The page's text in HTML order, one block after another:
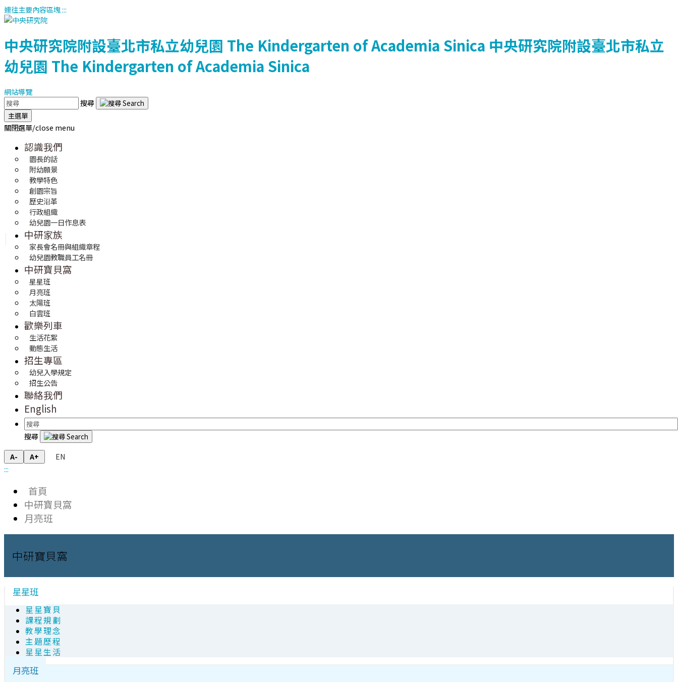
連往主要內容區塊:::
中央研究院附設臺北市私立幼兒園 The Kindergarten of Academia Sinica 中央研究院附設臺北市私立
幼兒園 The Kindergarten of Academia Sinica
網站導覽
搜尋
主選單
關閉選單/close menu
認識我們
園長的話
附幼願景
教學特色
創園宗旨
歷史沿革
行政組織
幼兒園一日作息表
中研家族
家長會名冊與組織章程
幼兒園教職員工名冊
中研寶貝窩
星星班
月亮班
太陽班
白雲班
歡樂列車
生活花絮
動態生活
招生專區
幼兒入學規定
招生公告
聯絡我們
English
搜尋
A- A+
EN
:::
首頁
中研寶貝窩
月亮班
中研寶貝窩
星星班
星星寶貝
課程規劃
教學理念
主題歷程
星星生活
月亮班